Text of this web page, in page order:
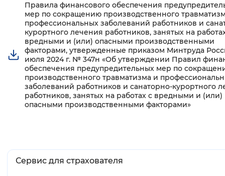
Включены Выключены
Звуковой ассистент
Воспроизвести Остановить
Вернуть стандартные настройки
Основная
информация
Правила финансового обеспечения
мер по сокращению производственного
профессиональных заболеваний работников и
курортного лечения работников, занятых на
вредными и (или) опасными производственными
факторами, утвержденные приказом Минтруда
июля 2024 г. № 347н «Об утверждении Правил
обеспечения предупредительных мер по
производственного травматизма и
заболеваний работников и санаторно-курортного
работников, занятых на работах с вредными и (или)
опасными производственными факторами»
Сервис для страхователя